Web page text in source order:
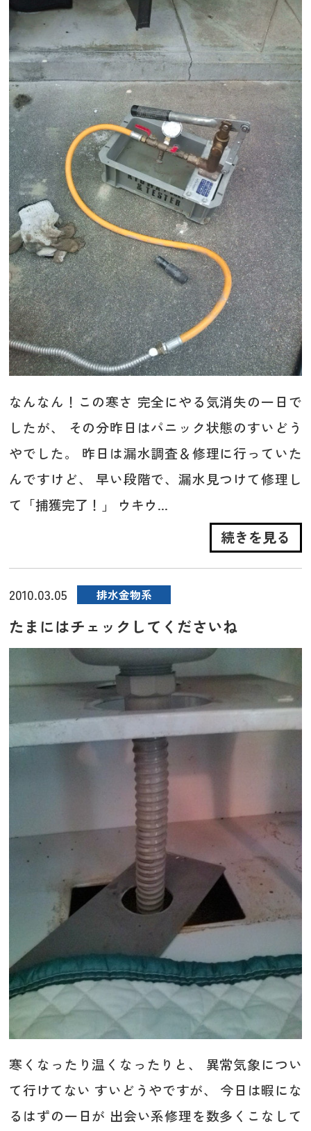
なんなん！この寒さ 完全にやる気消失の一日で
したが、 その分昨日はパニック状態のすいどう
やでした。 昨日は漏水調査＆修理に行っていた
んですけど、 早い段階で、漏水見つけて修理し
て「捕獲完了！」 ウキウ...
続きを見る
2010.03.05 排水金物系
たまにはチェックしてくださいね
寒くなったり温くなったりと、 異常気象につい
て行けてない すいどうやですが、 今日は暇にな
るはずの一日が 出会い系修理を数多くこなして